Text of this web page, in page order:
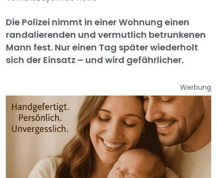
Die Polizei nimmt in einer Wohnung einen
randalierenden und vermutlich betrunkenen
Mann fest. Nur einen Tag später wiederholt
sich der Einsatz – und wird gefährlicher.
Werbung